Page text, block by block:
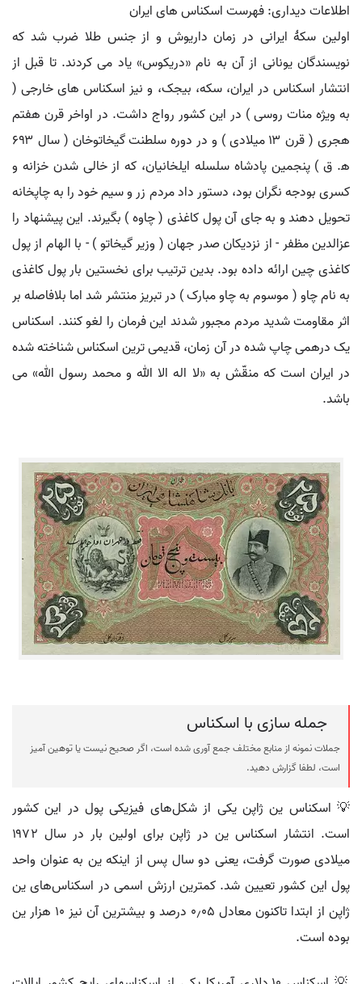
اطلاعات دیداری: فهرست اسکناس های ایران
اولین سکهٔ ایرانی در زمان داریوش و از جنس طلا ضرب شد که
نویسندگان یونانی از آن به نام «دریکوس» یاد می کردند. تا قبل از
انتشار اسکناس در ایران، سکه، بیجک، و نیز اسکناس های خارجی (
به ویژه منات روسی ) در این کشور رواج داشت. در اواخر قرن هفتم
هجری ( قرن ۱۳ میلادی ) و در دوره سلطنت گیخاتوخان ( سال ۶۹۳
ه‍. ق ) پنجمین پادشاه سلسله ایلخانیان، که از خالی شدن خزانه و
کسری بودجه نگران بود، دستور داد مردم زر و سیم خود را به چاپخانه
تحویل دهند و به جای آن پول کاغذی ( چاوه ) بگیرند. این پیشنهاد را
عزالدین مظفر - از نزدیکان صدر جهان ( وزیر گیخاتو ) - با الهام از پول
کاغذی چین ارائه داده بود. بدین ترتیب برای نخستین بار پول کاغذی
به نام چاو ( موسوم به چاو مبارک ) در تبریز منتشر شد اما بلافاصله بر
اثر مقاومت شدید مردم مجبور شدند این فرمان را لغو کنند. اسکناس
یک درهمی چاپ شده در آن زمان، قدیمی ترین اسکناس شناخته شده
در ایران است که منقّش به «لا اله الا الله و محمد رسول الله» می
باشد.
جمله سازی با اسکناس
جملات نمونه از منابع مختلف جمع آوری شده است، اگر صحیح نیست یا توهین آمیز
است، لطفا گزارش دهید.
💡 اسکناس ین ژاپن یکی از شکل‌های فیزیکی پول در این کشور
است. انتشار اسکناس ین در ژاپن برای اولین بار در سال ۱۹۷۲
میلادی صورت گرفت، یعنی دو سال پس از اینکه ین به عنوان واحد
پول این کشور تعیین شد. کمترین ارزش اسمی در اسکناس‌های ین
ژاپن از ابتدا تاکنون معادل ۰٫۰۵ درصد و بیشترین آن نیز ۱۰ هزار ین
بوده است.